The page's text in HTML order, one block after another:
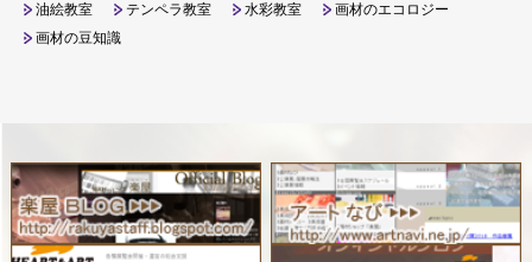
油絵教室 テンペラ教室 水彩教室
画材のエコロジー
画材の豆知識